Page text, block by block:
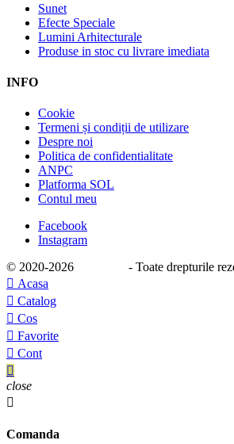
Sunet
Efecte Speciale
Lumini Arhitecturale
Produse in stoc cu livrare imediata
INFO
Cookie
Termeni și condiții de utilizare
Despre noi
Politica de confidentialitate
ANPC
Platforma SOL
Contul meu
Facebook
Instagram
© 2020-2026
- Toate drepturile
 Acasa
 Catalog
 Cos
 Favorite
 Cont

close

Comanda